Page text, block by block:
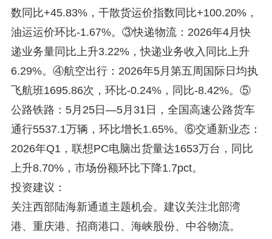
数同比+45.83%，干散货运价指数同比+100.20%，
油运运价环比-1.67%。③快递物流：2026年4月快
递业务量同比上升3.22%，快递业务收入同比上升
6.29%。④航空出行：2026年5月第五周国际日均执
飞航班1695.86次，环比-0.24%，同比-8.42%。⑤
公路铁路：5月25日—5月31日，全国高速公路货车
通行5537.1万辆，环比增长1.65%。⑥交通新业态：
2026年Q1，联想PC电脑出货量达1653万台，同比
上升8.70%，市场份额环比下降1.7pct。
投资建议：
关注西部陆海新通道主题机会。建议关注北部湾
港、重庆港、招商港口、海峡股份、中谷物流。